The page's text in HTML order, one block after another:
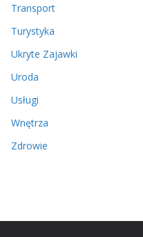
Transport
Turystyka
Ukryte Zajawki
Uroda
Usługi
Wnętrza
Zdrowie